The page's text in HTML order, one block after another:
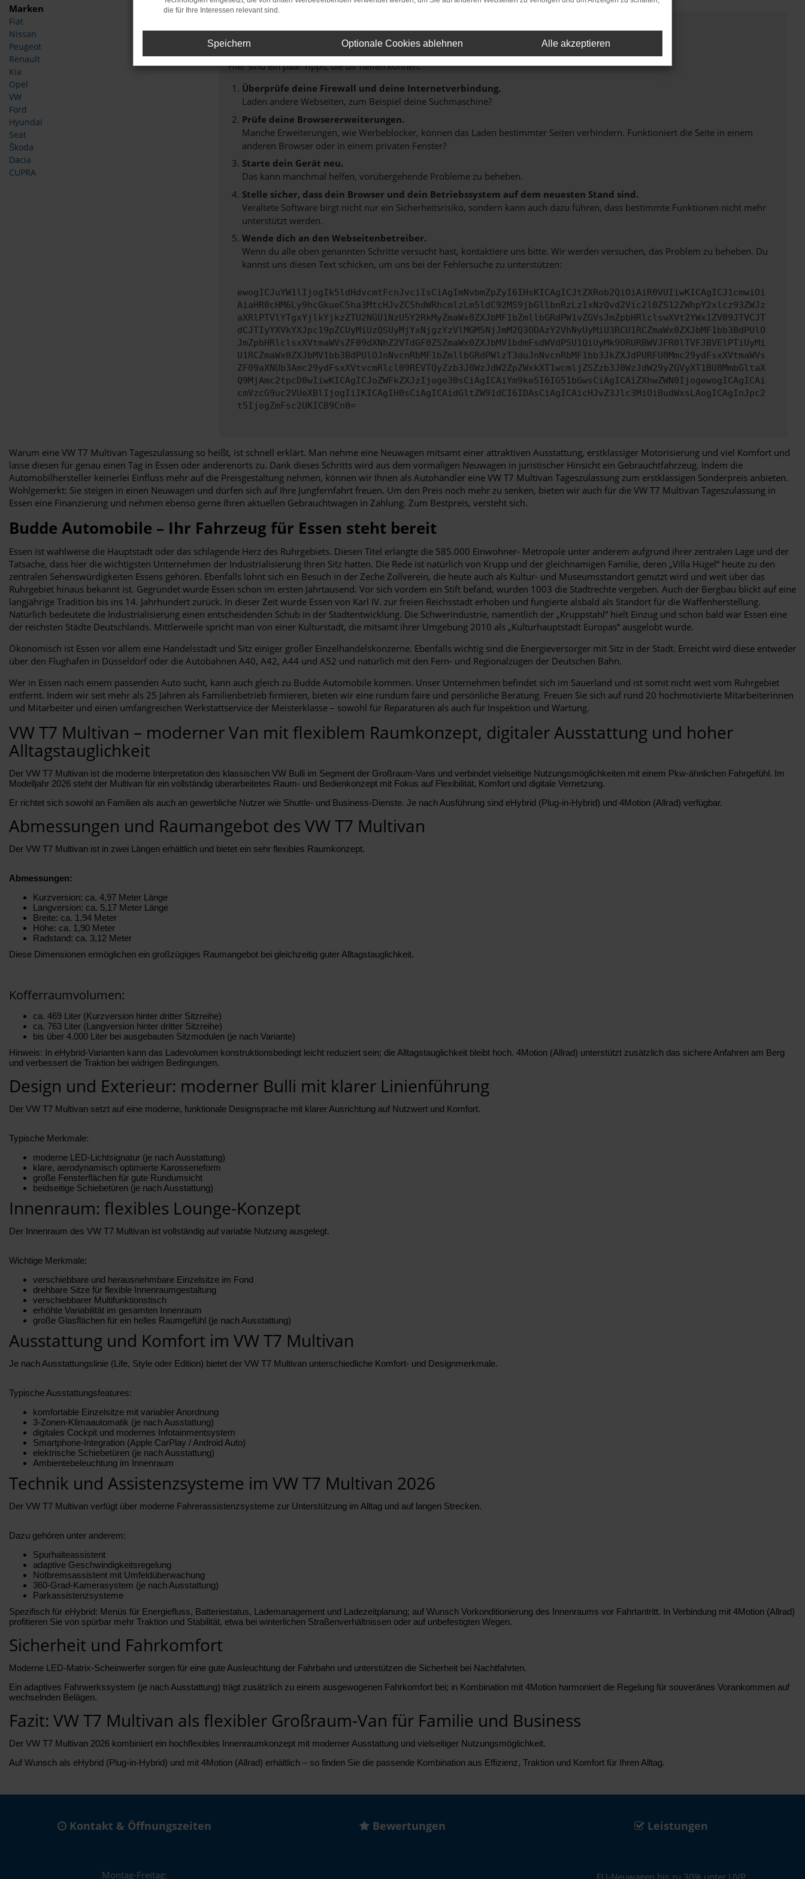
Marken
Fiat
Nissan
Peugeot
Renault
Kia
Opel
VW
Ford
Hyundai
Seat
Škoda
Dacia
CUPRA
Fehler: Network Error
Hier sind ein paar Tipps, die dir helfen können:
Überprüfe deine Firewall und deine Internetverbindung.
Laden andere Webseiten, zum Beispiel deine Suchmaschine?
Prüfe deine Browsererweiterungen.
Manche Erweiterungen, wie Werbeblocker, können das Laden bestimmter Seiten verhindern. Funktioniert die Seite in einem
anderen Browser oder in einem privaten Fenster?
Starte dein Gerät neu.
Das kann manchmal helfen, vorübergehende Probleme zu beheben.
Stelle sicher, dass dein Browser und dein Betriebssystem auf dem neuesten Stand sind.
Veraltete Software birgt nicht nur ein Sicherheitsrisiko, sondern kann auch dazu führen, dass bestimmte Funktionen nicht mehr
unterstützt werden.
Wende dich an den Webseitenbetreiber.
Wenn du alle oben genannten Schritte versucht hast, kontaktiere uns bitte. Wir werden versuchen, das Problem zu beheben. Du
kannst uns diesen Text schicken, um uns bei der Fehlersuche zu unterstützen:
ewogICJuYW1lIjogIk5ldHdvcmtFcnJvciIsCiAgImNvbmZpZyI6IHsKICAgICJtZXRob2QiOiAiR0VUIiwKICAgICJ1cmwiOi
AiaHR0cHM6Ly9hcGkueC5ha3MtcHJvZC5hdWRhcmlzLm5ldC92MS9jbGllbnRzLzIxNzQvd2Vic2l0ZS12ZWhpY2xlcz93ZWJz
aXRlPTVlYTgxYjlkYjkzZTU2NGU1NzU5Y2RkMyZmaWx0ZXJbMF1bZmllbGRdPW1vZGVsJmZpbHRlclswXVt2YWx1ZV09JTVCJT
dCJTIyYXVkYXJpc19pZCUyMiUzQSUyMjYxNjgzYzVlMGM5NjJmM2Q3ODAzY2VhNyUyMiU3RCU1RCZmaWx0ZXJbMF1bb3BdPUlO
JmZpbHRlclsxXVtmaWVsZF09dXNhZ2VTdGF0ZSZmaWx0ZXJbMV1bdmFsdWVdPSU1QiUyMk9ORURBWVJFR0lTVFJBVElPTiUyMi
U1RCZmaWx0ZXJbMV1bb3BdPUlOJnNvcnRbMF1bZmllbGRdPWlzT3duJnNvcnRbMF1bb3JkZXJdPURFU0Mmc29ydFsxXVtmaWVs
ZF09aXNUb3Amc29ydFsxXVtvcmRlcl09REVTQyZzb3J0WzJdW2ZpZWxkXT1wcmljZSZzb3J0WzJdW29yZGVyXT1BU0MmbGltaX
Q9MjAmc2tpcD0wIiwKICAgICJoZWFkZXJzIjoge30sCiAgICAiYm9keSI6IG51bGwsCiAgICAiZXhwZWN0IjogewogICAgICAi
cmVzcG9uc2VUeXBlIjogIiIKICAgIH0sCiAgICAidGltZW91dCI6IDAsCiAgICAicHJvZ3Jlc3MiOiBudWxsLAogICAgInJpc2
t5IjogZmFsc2UKICB9Cn0=
Warum eine VW T7 Multivan Tageszulassung so heißt, ist schnell erklärt. Man nehme eine Neuwagen mitsamt einer attraktiven Ausstattung, erstklassiger Motorisierung und viel Komfort und
lasse diesen für genau einen Tag in Essen oder anderenorts zu. Dank dieses Schritts wird aus dem vormaligen Neuwagen in juristischer Hinsicht ein Gebrauchtfahrzeug. Indem die
Automobilhersteller keinerlei Einfluss mehr auf die Preisgestaltung nehmen, können wir Ihnen als Autohändler eine VW T7 Multivan Tageszulassung zum erstklassigen Sonderpreis anbieten.
Wohlgemerkt: Sie steigen in einen Neuwagen und dürfen sich auf Ihre Jungfernfahrt freuen. Um den Preis noch mehr zu senken, bieten wir auch für die VW T7 Multivan Tageszulassung in
Essen eine Finanzierung und nehmen ebenso gerne Ihren aktuellen Gebrauchtwagen in Zahlung. Zum Bestpreis, versteht sich.
Budde Automobile – Ihr Fahrzeug für Essen steht bereit
Essen ist wahlweise die Hauptstadt oder das schlagende Herz des Ruhrgebiets. Diesen Titel erlangte die 585.000 Einwohner- Metropole unter anderem aufgrund ihrer zentralen Lage und der
Tatsache, dass hier die wichtigsten Unternehmen der Industrialisierung Ihren Sitz hatten. Die Rede ist natürlich von Krupp und der gleichnamigen Familie, deren „Villa Hügel“ heute zu den
zentralen Sehenswürdigkeiten Essens gehören. Ebenfalls lohnt sich ein Besuch in der Zeche Zollverein, die heute auch als Kultur- und Museumsstandort genutzt wird und weit über das
Ruhrgebiet hinaus bekannt ist. Gegründet wurde Essen schon im ersten Jahrtausend. Vor sich vordem ein Stift befand, wurden 1003 die Stadtrechte vergeben. Auch der Bergbau blickt auf eine
langjährige Tradition bis ins 14. Jahrhundert zurück. In dieser Zeit wurde Essen von Karl IV. zur freien Reichsstadt erhoben und fungierte alsbald als Standort für die Waffenherstellung.
Natürlich bedeutete die Industrialisierung einen entscheidenden Schub in der Stadtentwicklung. Die Schwerindustrie, namentlich der „Kruppstahl“ hielt Einzug und schon bald war Essen eine
der reichsten Städte Deutschlands. Mittlerweile spricht man von einer Kulturstadt, die mitsamt ihrer Umgebung 2010 als „Kulturhauptstadt Europas“ ausgelobt wurde.
Ökonomisch ist Essen vor allem eine Handelsstadt und Sitz einiger großer Einzelhandelskonzerne. Ebenfalls wichtig sind die Energieversorger mit Sitz in der Stadt. Erreicht wird diese entweder
über den Flughafen in Düsseldorf oder die Autobahnen A40, A42, A44 und A52 und natürlich mit den Fern- und Regionalzügen der Deutschen Bahn.
Wer in Essen nach einem passenden Auto sucht, kann auch gleich zu Budde Automobile kommen. Unser Unternehmen befindet sich im Sauerland und ist somit nicht weit vom Ruhrgebiet
entfernt. Indem wir seit mehr als 25 Jahren als Familienbetrieb firmieren, bieten wir eine rundum faire und persönliche Beratung. Freuen Sie sich auf rund 20 hochmotivierte Mitarbeiterinnen
und Mitarbeiter und einen umfangreichen Werkstattservice der Meisterklasse – sowohl für Reparaturen als auch für Inspektion und Wartung.
VW T7 Multivan – moderner Van mit flexiblem Raumkonzept, digitaler Ausstattung und hoher
Alltagstauglichkeit
Der VW T7 Multivan ist die moderne Interpretation des klassischen VW Bulli im Segment der Großraum-Vans und verbindet vielseitige Nutzungsmöglichkeiten mit einem Pkw-ähnlichen Fahrgefühl. Im
Modelljahr 2026 steht der Multivan für ein vollständig überarbeitetes Raum- und Bedienkonzept mit Fokus auf Flexibilität, Komfort und digitale Vernetzung.
Er richtet sich sowohl an Familien als auch an gewerbliche Nutzer wie Shuttle- und Business-Dienste. Je nach Ausführung sind eHybrid (Plug-in-Hybrid) und 4Motion (Allrad) verfügbar.
Abmessungen und Raumangebot des VW T7 Multivan
Der VW T7 Multivan ist in zwei Längen erhältlich und bietet ein sehr flexibles Raumkonzept.
Abmessungen:
Kurzversion: ca. 4,97 Meter Länge
Langversion: ca. 5,17 Meter Länge
Breite: ca. 1,94 Meter
Höhe: ca. 1,90 Meter
Radstand: ca. 3,12 Meter
Diese Dimensionen ermöglichen ein großzügiges Raumangebot bei gleichzeitig guter Alltagstauglichkeit.
Kofferraumvolumen:
ca. 469 Liter (Kurzversion hinter dritter Sitzreihe)
ca. 763 Liter (Langversion hinter dritter Sitzreihe)
bis über 4.000 Liter bei ausgebauten Sitzmodulen (je nach Variante)
Hinweis: In eHybrid-Varianten kann das Ladevolumen konstruktionsbedingt leicht reduziert sein; die Alltagstauglichkeit bleibt hoch. 4Motion (Allrad) unterstützt zusätzlich das sichere Anfahren am Berg
und verbessert die Traktion bei widrigen Bedingungen.
Design und Exterieur: moderner Bulli mit klarer Linienführung
Der VW T7 Multivan setzt auf eine moderne, funktionale Designsprache mit klarer Ausrichtung auf Nutzwert und Komfort.
Typische Merkmale:
moderne LED-Lichtsignatur (je nach Ausstattung)
klare, aerodynamisch optimierte Karosserieform
große Fensterflächen für gute Rundumsicht
beidseitige Schiebetüren (je nach Ausstattung)
Innenraum: flexibles Lounge-Konzept
Der Innenraum des VW T7 Multivan ist vollständig auf variable Nutzung ausgelegt.
Wichtige Merkmale:
verschiebbare und herausnehmbare Einzelsitze im Fond
drehbare Sitze für flexible Innenraumgestaltung
verschiebbarer Multifunktionstisch
erhöhte Variabilität im gesamten Innenraum
große Glasflächen für ein helles Raumgefühl (je nach Ausstattung)
Ausstattung und Komfort im VW T7 Multivan
Je nach Ausstattungslinie (Life, Style oder Edition) bietet der VW T7 Multivan unterschiedliche Komfort- und Designmerkmale.
Typische Ausstattungsfeatures:
komfortable Einzelsitze mit variabler Anordnung
3-Zonen-Klimaautomatik (je nach Ausstattung)
digitales Cockpit und modernes Infotainmentsystem
Smartphone-Integration (Apple CarPlay / Android Auto)
elektrische Schiebetüren (je nach Ausstattung)
Ambientebeleuchtung im Innenraum
Technik und Assistenzsysteme im VW T7 Multivan 2026
Der VW T7 Multivan verfügt über moderne Fahrerassistenzsysteme zur Unterstützung im Alltag und auf langen Strecken.
Dazu gehören unter anderem:
Spurhalteassistent
adaptive Geschwindigkeitsregelung
Notbremsassistent mit Umfeldüberwachung
360-Grad-Kamerasystem (je nach Ausstattung)
Parkassistenzsysteme
Spezifisch für eHybrid: Menüs für Energiefluss, Batteriestatus, Lademanagement und Ladezeitplanung; auf Wunsch Vorkonditionierung des Innenraums vor Fahrtantritt. In Verbindung mit 4Motion (Allrad)
profitieren Sie von spürbar mehr Traktion und Stabilität, etwa bei winterlichen Straßenverhältnissen oder auf unbefestigten Wegen.
Sicherheit und Fahrkomfort
Moderne LED-Matrix-Scheinwerfer sorgen für eine gute Ausleuchtung der Fahrbahn und unterstützen die Sicherheit bei Nachtfahrten.
Ein adaptives Fahrwerkssystem (je nach Ausstattung) trägt zusätzlich zu einem ausgewogenen Fahrkomfort bei; in Kombination mit 4Motion harmoniert die Regelung für souveränes Vorankommen auf
wechselnden Belägen.
Fazit: VW T7 Multivan als flexibler Großraum-Van für Familie und Business
Der VW T7 Multivan 2026 kombiniert ein hochflexibles Innenraumkonzept mit moderner Ausstattung und vielseitiger Nutzungsmöglichkeit.
Auf Wunsch als eHybrid (Plug-in-Hybrid) und mit 4Motion (Allrad) erhältlich – so finden Sie die passende Kombination aus Effizienz, Traktion und Komfort für Ihren Alltag.
Kontakt & Öffnungszeiten
Montag-Freitag:
Bewertungen Leistungen
EU-Neuwagen bis zu 30% unter UVP
die für Ihre Interessen relevant sind.
Speichern Optionale Cookies ablehnen Alle akzeptieren